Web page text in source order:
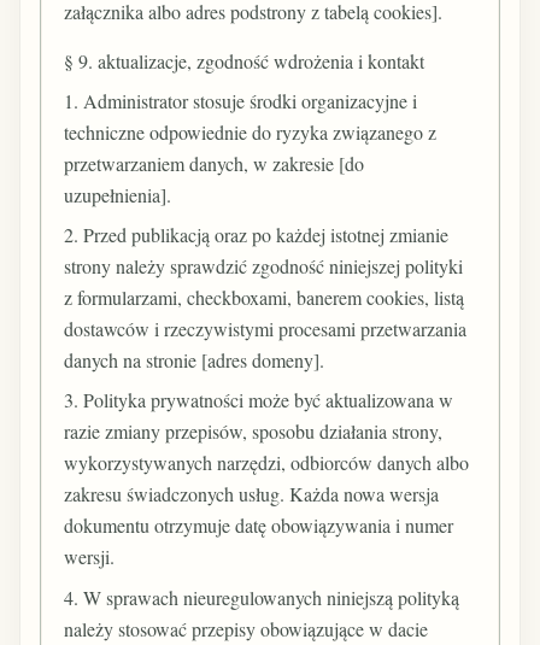
załącznika albo adres podstrony z tabelą cookies].
§ 9. aktualizacje, zgodność wdrożenia i kontakt
1. Administrator stosuje środki organizacyjne i
techniczne odpowiednie do ryzyka związanego z
przetwarzaniem danych, w zakresie [do
uzupełnienia].
2. Przed publikacją oraz po każdej istotnej zmianie
strony należy sprawdzić zgodność niniejszej polityki
z formularzami, checkboxami, banerem cookies, listą
dostawców i rzeczywistymi procesami przetwarzania
danych na stronie [adres domeny].
3. Polityka prywatności może być aktualizowana w
razie zmiany przepisów, sposobu działania strony,
wykorzystywanych narzędzi, odbiorców danych albo
zakresu świadczonych usług. Każda nowa wersja
dokumentu otrzymuje datę obowiązywania i numer
wersji.
4. W sprawach nieuregulowanych niniejszą polityką
należy stosować przepisy obowiązujące w dacie